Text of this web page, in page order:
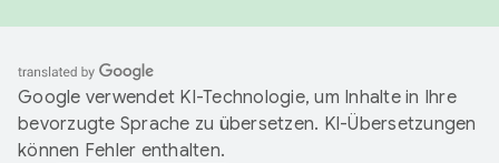
Google verwendet KI-Technologie, um Inhalte in Ihre
bevorzugte Sprache zu übersetzen. KI-Übersetzungen
können Fehler enthalten.